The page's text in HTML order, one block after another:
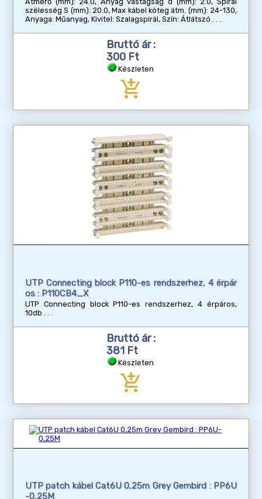
szélesség S (mm): 20.0, Max kábel köteg átm. (mm): 24-130,
Anyaga: Műanyag, Kivitel: Szalagspirál, Szín: Átlátszó
Bruttó ár :
300 Ft
Készleten
add_shopping_cart
UTP Connecting block P110-es rendszerhez, 4 érpár
os : P110CB4_X
UTP Connecting block P110-es rendszerhez, 4 érpáros,
10db
Bruttó ár :
381 Ft
Készleten
add_shopping_cart
UTP patch kábel Cat6U 0,25m Grey Gembird : PP6U
-0,25M